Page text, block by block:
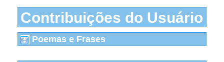
Contribuições do Usuário
Poemas e Frases